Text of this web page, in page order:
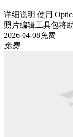
详细说明 使用
照片编辑工具包将
2026-04-08免费
免费